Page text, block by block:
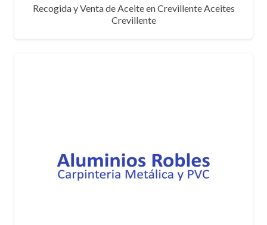
Recogida y Venta de Aceite en Crevillente Aceites
Crevillente